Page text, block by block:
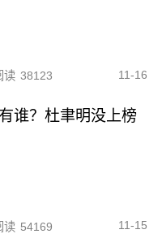
读 38123 11-16
谁？杜聿明没上榜
读 54169 11-15